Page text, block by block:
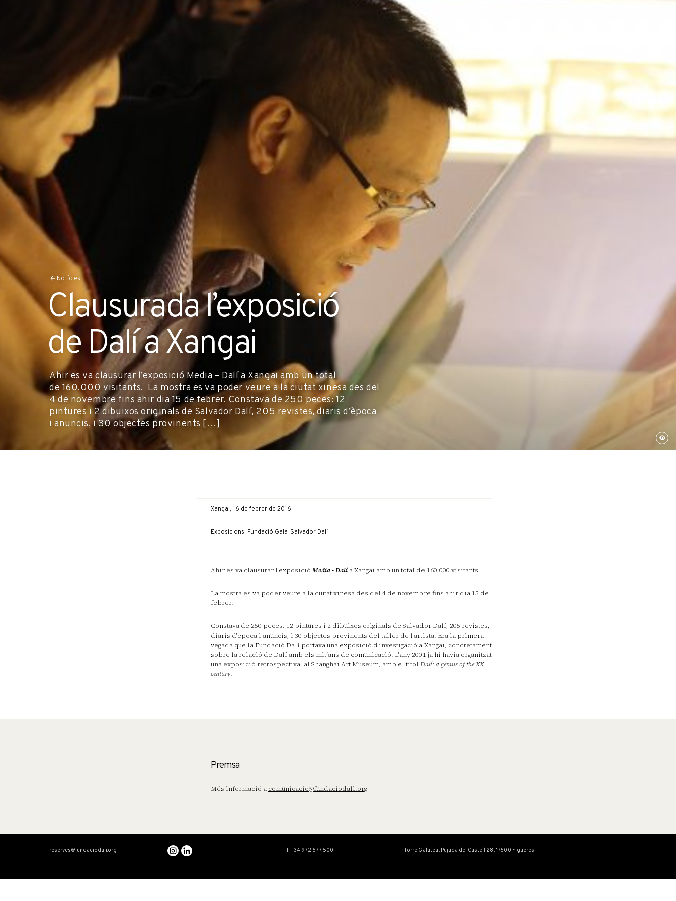
Notícies
Clausurada l’exposició
de Dalí a Xangai
Ahir es va clausurar l’exposició Media – Dalí a Xangai amb un total
de 160.000 visitants. La mostra es va poder veure a la ciutat xinesa des del
4 de novembre fins ahir dia 15 de febrer. Constava de 250 peces: 12
pintures i 2 dibuixos originals de Salvador Dalí, 205 revistes, diaris d’època
i anuncis, i 30 objectes provinents […]
Xangai, 16 de febrer de 2016
Exposicions, Fundació Gala-Salvador Dalí
Ahir es va clausurar l'exposició Media - Dalía Xangai amb un total de 160.000 visitants.
La mostra es va poder veure a la ciutat xinesa des del 4 de novembre fins ahir dia 15 de
febrer.
Constava de 250 peces: 12 pintures i 2 dibuixos originals de Salvador Dalí, 205 revistes,
diaris d'època i anuncis, i 30 objectes provinents del taller de l'artista. Era la primera
vegada que la Fundació Dalí portava una exposició d'investigació a Xangai, concretament
sobre la relació de Dalí amb els mitjans de comunicació. L'any 2001 ja hi havia organitzat
una exposició retrospectiva, al Shanghai Art Museum, amb el títol Dalí: a genius of the XX
century.
Premsa
Més informació a comunicacio@fundaciodali.org
reserves@fundaciodali.org T. +34 972 677 500 Torre Galatea . Pujada del Castell 28 . 17600 Figueres